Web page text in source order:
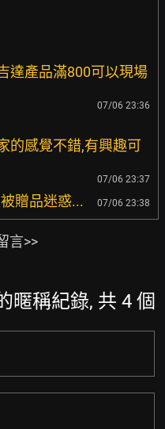
達產品滿800可以現場
07/06 23:36
的感覺不錯,有興趣可
07/06 23:37
贈品迷惑... 07/06 23:38
言>>
暱稱紀錄, 共 4 個